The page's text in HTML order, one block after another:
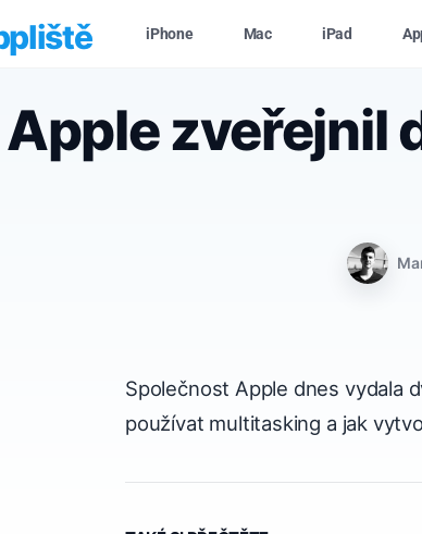
iPhone Mac iPad
Apple zveřejnil
Společnost Apple dnes vydala
používat multitasking a jak